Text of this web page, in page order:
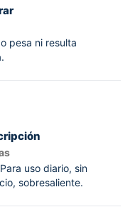
pesa ni resulta
uso diario, sin
sobresaliente.